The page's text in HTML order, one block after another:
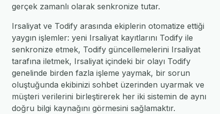
gerçek zamanlı olarak senkronize tutar.
Irsaliyat ve Todify arasında ekiplerin otomatize ettiği
yaygın işlemler: yeni Irsaliyat kayıtlarını Todify ile
senkronize etmek, Todify güncellemelerini Irsaliyat
tarafına iletmek, Irsaliyat içindeki bir olayı Todify
genelinde birden fazla işleme yaymak, bir sorun
oluştuğunda ekibinizi sohbet üzerinden uyarmak ve
müşteri verilerini birleştirerek her iki sistemin de aynı
doğru bilgi kaynağını görmesini sağlamaktır.